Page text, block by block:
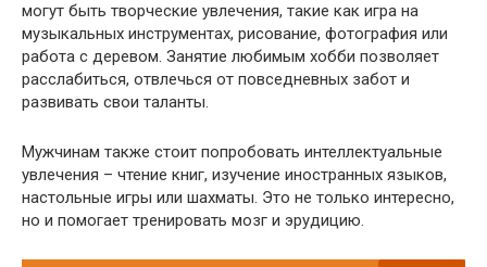
могут быть творческие увлечения, такие как игра на
музыкальных инструментах, рисование, фотография или
работа с деревом. Занятие любимым хобби позволяет
расслабиться, отвлечься от повседневных забот и
развивать свои таланты.
Мужчинам также стоит попробовать интеллектуальные
увлечения – чтение книг, изучение иностранных языков,
настольные игры или шахматы. Это не только интересно,
но и помогает тренировать мозг и эрудицию.